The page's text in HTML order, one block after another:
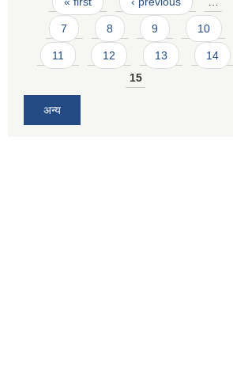
7 8 9 10
11 12 13
14
15
अन्य